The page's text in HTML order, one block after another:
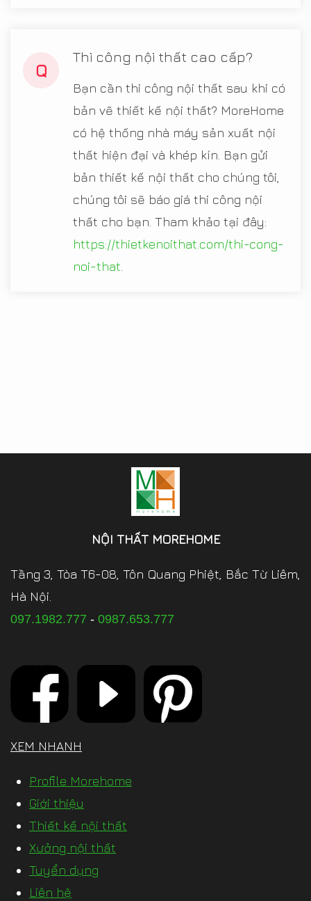
Q
Thi công nội thất cao cấp?
Bạn cần thi công nội thất sau khi có
bản vẽ thiết kế nội thất? MoreHome
có hệ thống nhà máy sản xuất nội
thất hiện đại và khép kín. Bạn gửi
bản thiết kế nội thất cho chúng tôi,
chúng tôi sẽ báo giá thi công nội
thất cho bạn. Tham khảo tại đây:
https://thietkenoithat.com/thi-cong-
noi-that
NỘI THẤT MOREHOME
Tầng 3, Tòa T6-08, Tôn Quang Phiệt, Bắc Từ Liêm,
Hà Nội.
097.1982.777 - 0987.653.777
XEM NHANH
Profile Morehome
Giới thiệu
Thiết kế nội thất
Xưởng nội thất
Tuyển dụng
Liên hệ